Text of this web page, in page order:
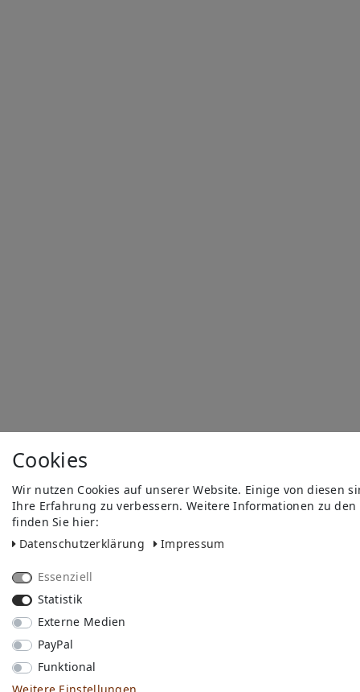
Cookies
Wir nutzen Cookies auf unserer Website. Einige von diesen
Ihre Erfahrung zu verbessern. Weitere Informationen zu
finden Sie hier:
Daten­schutz­erklärung
Impressum
Essenziell
Statistik
Externe Medien
PayPal
Funktional